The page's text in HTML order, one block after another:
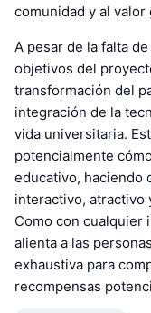
comunidad y al valor
A pesar de la falta
objetivos del
transformación del
integración de la
vida universitaria.
potencialmente
educativo, haciendo
interactivo, atractivo
Como con cualquier
alienta a las
exhaustiva para
recompensas